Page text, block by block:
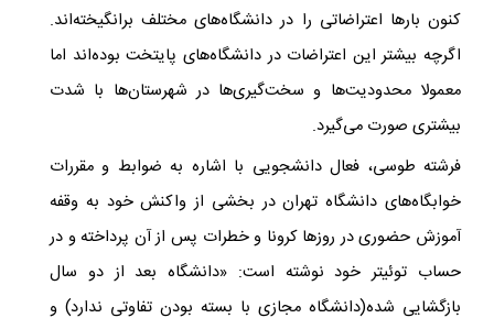
کنون بارها اعتراضاتی را در دانشگاه‌های مختلف برانگیخته‌اند.
اگرچه بیشتر این اعتراضات در دانشگاه‌های پایتخت بوده‌اند اما
معمولا محدودیت‌ها و سخت‌گیری‌ها در شهرستان‌ها با شدت
بیشتری صورت می‌گیرد.
فرشته طوسی، فعال دانشجویی با اشاره به ضوابط و مقررات
خوابگاه‌های دانشگاه تهران در بخشی از واکنش خود به وقفه
آموزش حضوری در روزها کرونا و خطرات پس از آن پرداخته و در
حساب توئیتر خود نوشته است: «دانشگاه بعد از دو سال
بازگشایی شده(دانشگاه مجازی با بسته بودن تفاوتی ندارد) و